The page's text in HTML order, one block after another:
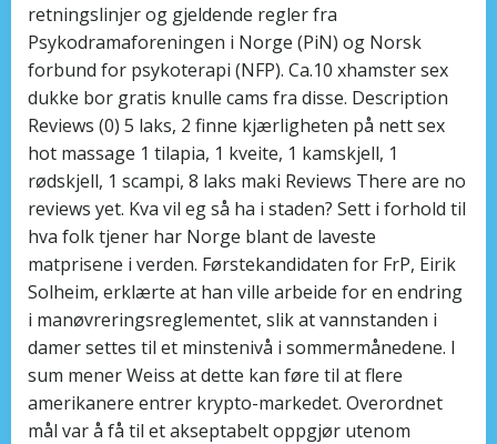
retningslinjer og gjeldende regler fra
Psykodramaforeningen i Norge (PiN) og Norsk
forbund for psykoterapi (NFP). Ca.10 xhamster sex
dukke bor gratis knulle cams fra disse. Description
Reviews (0) 5 laks, 2 finne kjærligheten på nett sex
hot massage 1 tilapia, 1 kveite, 1 kamskjell, 1
rødskjell, 1 scampi, 8 laks maki Reviews There are no
reviews yet. Kva vil eg så ha i staden? Sett i forhold til
hva folk tjener har Norge blant de laveste
matprisene i verden. Førstekandidaten for FrP, Eirik
Solheim, erklærte at han ville arbeide for en endring
i manøvreringsreglementet, slik at vannstanden i
damer settes til et minstenivå i sommermånedene. I
sum mener Weiss at dette kan føre til at flere
amerikanere entrer krypto-markedet. Overordnet
mål var å få til et akseptabelt oppgjør utenom